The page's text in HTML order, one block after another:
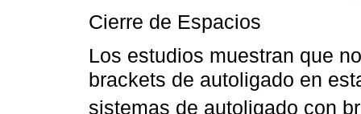
Cierre de Espacios
Los estudios muestran que
brackets de autoligado en
sistemas de autoligado con